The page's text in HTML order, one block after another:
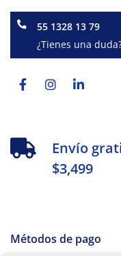
55 1328 13 79
¿Tienes una
f
Envío
$3,499
Métodos de pago